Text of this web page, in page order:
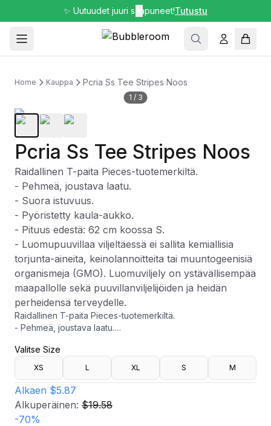
✨ Uutuudet juuri saapuneet!Tutustu
Home Kauppa Pcria Ss Tee Stripes Noos
1 / 3
Pcria Ss Tee Stripes Noos
Raidallinen T-paita Pieces-tuotemerkiltä.
- Pehmeä, joustava laatu.
- Suora istuvuus.
- Pyöristetty kaula-aukko.
- Pituus edestä: 62 cm koossa S.
- Luomupuuvillaa viljeltäessä ei sallita kemiallisia
torjunta-aineita, keinolannoitteita tai muuntogeenisiä
organismeja (GMO). Luomuviljely on ystävällisempää
maapallolle sekä puuvillanviljelijöiden ja heidän
perheidensä terveydelle.
Raidallinen T-paita Pieces-tuotemerkiltä.
- Pehmeä, joustava laatu.
- Pyöristetty kaula-aukko.
- Pituus edestä: 62 cm koossa S.
- Luomupuuvillaa viljeltäessä ei sallita kemiallisia torjunta-
aineita, keinolannoitteita tai muuntogeenisiä organismeja
(GMO). Luomuviljely on ystävällisempää maapallolle sekä
puuvillanviljelijöiden ja heidän perheidensä terveydelle.
Valitse Size
XS L XL S M
Alkaen $5.87
Alkuperäinen: $19.58
-70%